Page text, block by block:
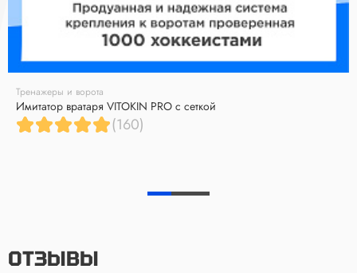
Тренажеры и ворота
Имитатор вратаря VITOKIN PRO с сеткой
(160)
ОТЗЫВЫ